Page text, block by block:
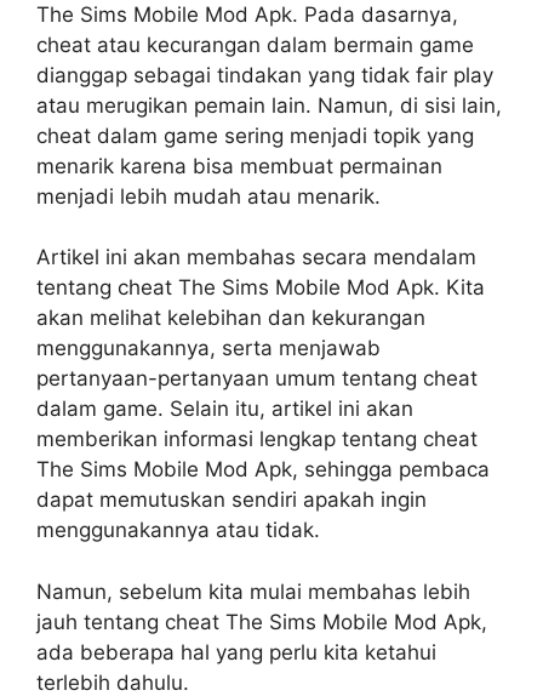
The Sims Mobile Mod Apk. Pada dasarnya,
cheat atau kecurangan dalam bermain game
dianggap sebagai tindakan yang tidak fair play
atau merugikan pemain lain. Namun, di sisi lain,
cheat dalam game sering menjadi topik yang
menarik karena bisa membuat permainan
menjadi lebih mudah atau menarik.
Artikel ini akan membahas secara mendalam
tentang cheat The Sims Mobile Mod Apk. Kita
akan melihat kelebihan dan kekurangan
menggunakannya, serta menjawab
pertanyaan-pertanyaan umum tentang cheat
dalam game. Selain itu, artikel ini akan
memberikan informasi lengkap tentang cheat
The Sims Mobile Mod Apk, sehingga pembaca
dapat memutuskan sendiri apakah ingin
menggunakannya atau tidak.
Namun, sebelum kita mulai membahas lebih
jauh tentang cheat The Sims Mobile Mod Apk,
ada beberapa hal yang perlu kita ketahui
terlebih dahulu.